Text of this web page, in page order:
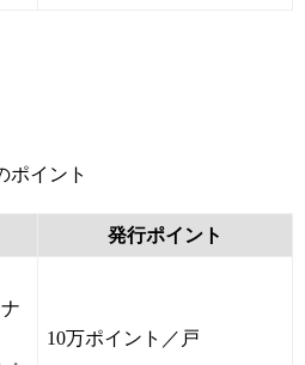
ポイント
発行ポイント
10万ポイント／戸